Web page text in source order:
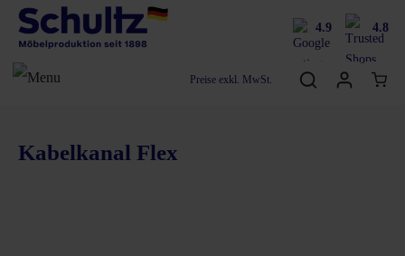
4.9 4.8
Preise exkl. MwSt.
Kabelkanal Flex